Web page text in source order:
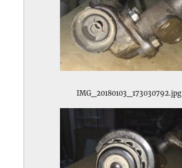
IMG_20180103_173030792.jpg